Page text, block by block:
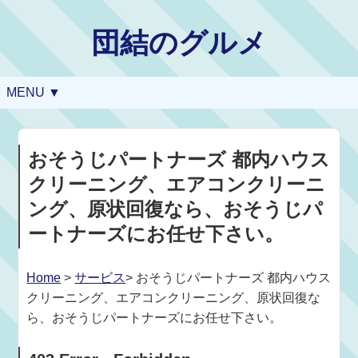
団結のグルメ
MENU ▼
おそうじパートナーズ 都内ハウス
クリーニング、エアコンクリーニ
ング、原状回復なら、おそうじパ
ートナーズにお任せ下さい。
Home >サービス> おそうじパートナーズ 都内ハウス
クリーニング、エアコンクリーニング、原状回復な
ら、おそうじパートナーズにお任せ下さい。